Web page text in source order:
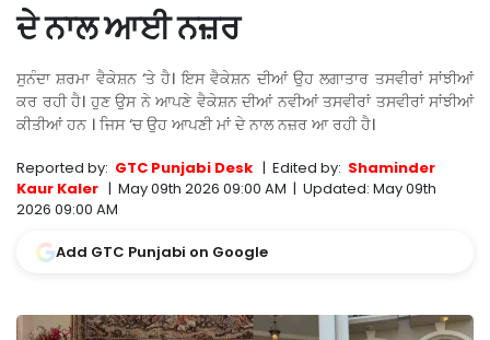
ਦੇ ਨਾਲ ਆਈ ਨਜ਼ਰ
ਸੁਨੰਦਾ ਸ਼ਰਮਾ ਵੈਕੇਸ਼ਨ ‘ਤੇ ਹੈ। ਇਸ ਵੈਕੇਸ਼ਨ ਦੀਆਂ ਉਹ ਲਗਾਤਾਰ ਤਸਵੀਰਾਂ ਸਾਂਝੀਆਂ
ਕਰ ਰਹੀ ਹੈ। ਹੁਣ ਉਸ ਨੇ ਆਪਣੇ ਵੈਕੇਸ਼ਨ ਦੀਆਂ ਨਵੀਆਂ ਤਸਵੀਰਾਂ ਤਸਵੀਰਾਂ ਸਾਂਝੀਆਂ
ਕੀਤੀਆਂ ਹਨ । ਜਿਸ ‘ਚ ਉਹ ਆਪਣੀ ਮਾਂ ਦੇ ਨਾਲ ਨਜ਼ਰ ਆ ਰਹੀ ਹੈ।
Reported by: GTC Punjabi Desk | Edited by: Shaminder
Kaur Kaler | May 09th 2026 09:00 AM | Updated: May 09th
2026 09:00 AM
Add GTC Punjabi on Google